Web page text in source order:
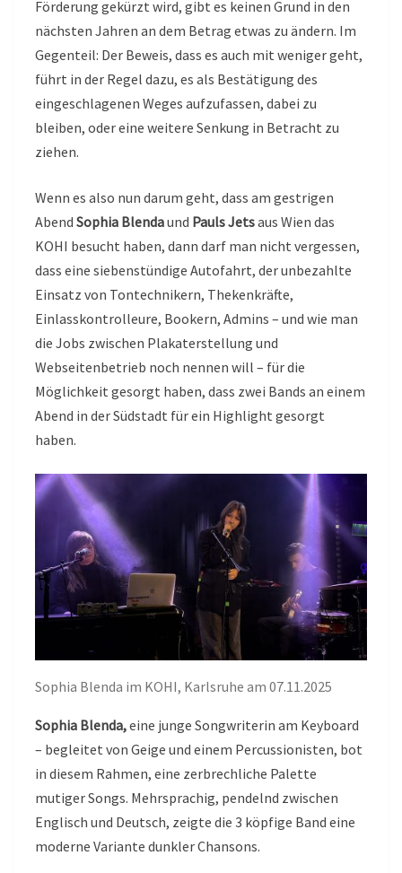
Förderung gekürzt wird, gibt es keinen Grund in den
nächsten Jahren an dem Betrag etwas zu ändern. Im
Gegenteil: Der Beweis, dass es auch mit weniger geht,
führt in der Regel dazu, es als Bestätigung des
eingeschlagenen Weges aufzufassen, dabei zu
bleiben, oder eine weitere Senkung in Betracht zu
ziehen.
Wenn es also nun darum geht, dass am gestrigen
Abend Sophia Blendaund Pauls Jetsaus Wien das
KOHI besucht haben, dann darf man nicht vergessen,
dass eine siebenstündige Autofahrt, der unbezahlte
Einsatz von Tontechnikern, Thekenkräfte,
Einlasskontrolleure, Bookern, Admins – und wie man
die Jobs zwischen Plakaterstellung und
Webseitenbetrieb noch nennen will – für die
Möglichkeit gesorgt haben, dass zwei Bands an einem
Abend in der Südstadt für ein Highlight gesorgt
haben.
Sophia Blenda im KOHI, Karlsruhe am 07.11.2025
Sophia Blenda,eine junge Songwriterin am Keyboard
– begleitet von Geige und einem Percussionisten, bot
in diesem Rahmen, eine zerbrechliche Palette
mutiger Songs. Mehrsprachig, pendelnd zwischen
Englisch und Deutsch, zeigte die 3 köpfige Band eine
moderne Variante dunkler Chansons.